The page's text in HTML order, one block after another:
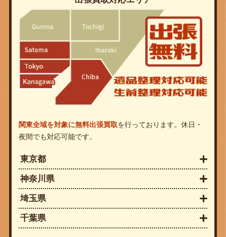
関東全域を対象に無料出張買取を行っております。休日・
夜間でも対応可能です。
東京都
神奈川県
埼玉県
千葉県